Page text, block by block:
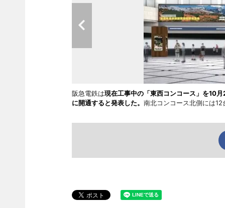
阪急電鉄は現在工事中の「東西コンコース」を10
に開通すると発表した。 南北コンコース北側には